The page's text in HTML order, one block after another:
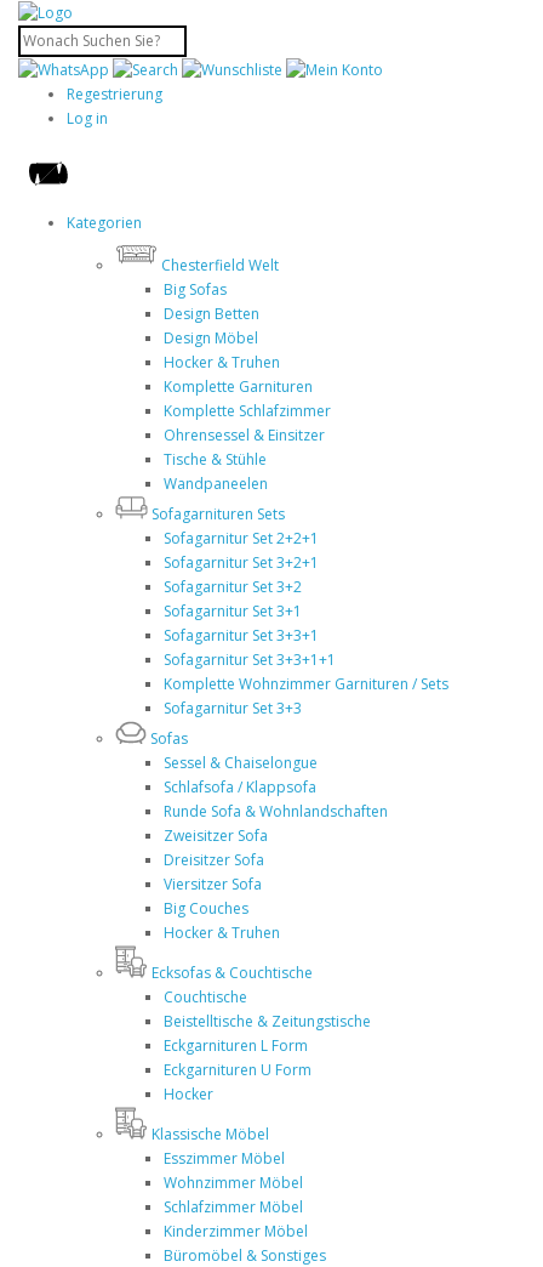
Regestrierung
Log in
Kategorien
Chesterfield Welt
Big Sofas
Design Betten
Design Möbel
Hocker & Truhen
Komplette Garnituren
Komplette Schlafzimmer
Ohrensessel & Einsitzer
Tische & Stühle
Wandpaneelen
Sofagarnituren Sets
Sofagarnitur Set 2+2+1
Sofagarnitur Set 3+2+1
Sofagarnitur Set 3+2
Sofagarnitur Set 3+1
Sofagarnitur Set 3+3+1
Sofagarnitur Set 3+3+1+1
Komplette Wohnzimmer Garnituren / Sets
Sofagarnitur Set 3+3
Sofas
Sessel & Chaiselongue
Schlafsofa / Klappsofa
Runde Sofa & Wohnlandschaften
Zweisitzer Sofa
Dreisitzer Sofa
Viersitzer Sofa
Big Couches
Hocker & Truhen
Ecksofas & Couchtische
Couchtische
Beistelltische & Zeitungstische
Eckgarnituren L Form
Eckgarnituren U Form
Hocker
Klassische Möbel
Esszimmer Möbel
Wohnzimmer Möbel
Schlafzimmer Möbel
Kinderzimmer Möbel
Büromöbel & Sonstiges